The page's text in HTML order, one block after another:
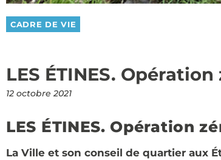
CADRE DE VIE
LES ÉTINES.
12 octobre 2021
LES ÉTINES. Opération
La Ville et son conseil de quartier aux